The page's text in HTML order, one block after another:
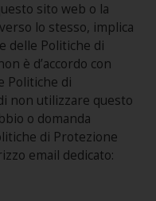
sito web o la
lo stesso, implica
delle Politiche di
è d’accordo con
Politiche di
non utilizzare questo
o domanda
di Protezione
email dedicato: